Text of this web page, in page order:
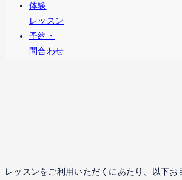
体験
レッスン
予約・
問合わせ
レッスンをご利用いただくにあたり、以下お